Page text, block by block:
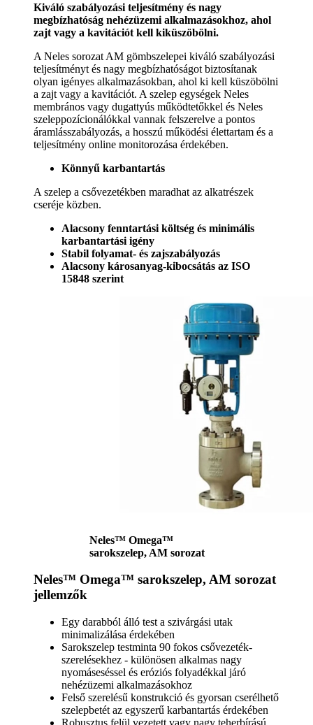
Kiváló szabályozási teljesítmény és nagy
megbízhatóság nehézüzemi alkalmazásokhoz, ahol
zajt vagy a kavitációt kell kiküszöbölni.
A Neles sorozat AM gömbszelepei kiváló szabályozási
teljesítményt és nagy megbízhatóságot biztosítanak
olyan igényes alkalmazásokban, ahol ki kell küszöbölni
a zajt vagy a kavitációt. A szelep egységek Neles
membrános vagy dugattyús működtetőkkel és Neles
szeleppozícionálókkal vannak felszerelve a pontos
áramlásszabályozás, a hosszú működési élettartam és a
teljesítmény online monitorozása érdekében.
Könnyű karbantartás
A szelep a csővezetékben maradhat az alkatrészek
cseréje közben.
Alacsony fenntartási költség és minimális
karbantartási igény
Stabil folyamat- és zajszabályozás
Alacsony károsanyag-kibocsátás az ISO
15848 szerint
Neles™ Omega™
sarokszelep, AM sorozat
Neles™ Omega™ sarokszelep, AM sorozat
jellemzők
Egy darabból álló test a szivárgási utak
minimalizálása érdekében
Sarokszelep testminta 90 fokos csővezeték-
szerelésekhez - különösen alkalmas nagy
nyomáseséssel és eróziós folyadékkal járó
nehézüzemi alkalmazásokhoz
Felső szerelésű konstrukció és gyorsan cserélhető
szelepbetét az egyszerű karbantartás érdekében
Robusztus felül vezetett vagy nagy teherbírású,